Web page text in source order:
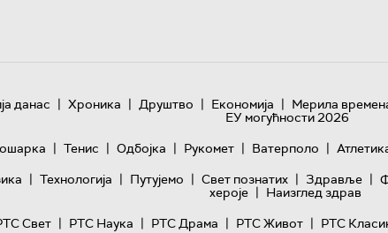
данас | Хроника | Друштво | Економија | Мерила
ЕУ могућности 2026
| Тенис | Одбојка | Рукомет | Ватерполо |
| Технологијa | Путујемо | Свет познатих | Здравље |
хероје | Наизглед здрав
Свет | РТС Наука | РТС Драма | РТС Живот | РТС